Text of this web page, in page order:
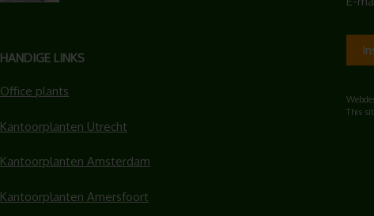
HANDIGE LINKS
Office plants
Kantoorplanten Utrecht
Kantoorplanten Amsterdam
Kantoorplanten Amersfoort
This